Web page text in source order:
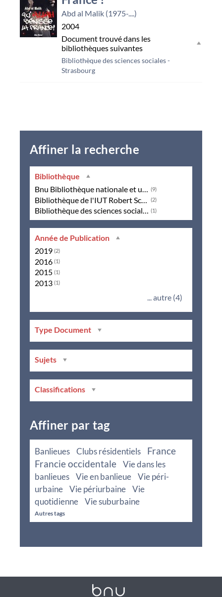
Abd al Malik (1975-....)
2004
Document trouvé dans les
bibliothèques suivantes
Bibliothèque des sciences sociales -
Strasbourg
Affiner la recherche
Bibliothèque
Bnu Bibliothèque nationale et universitaire - Strasbourg (9)
(2)
Bibliothèque des sciences sociales - Strasbourg (1)
Année de Publication
2019 (2)
2016 (1)
2015 (1)
2013 (1)
... autre (4)
Type Document
Sujets
Classifications
Affiner par tag
Banlieues Clubs résidentiels
France
Francie occidentale
Vie dans les
banlieues
Vie en banlieue
Vie péri-
urbaine
Vie périurbaine
Vie
quotidienne
Vie suburbaine
Autres tags